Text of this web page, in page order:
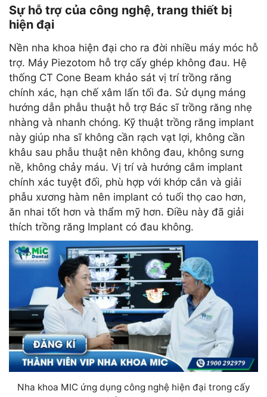
Sự hỗ trợ của công nghệ, trang thiết bị
hiện đại
Nền nha khoa hiện đại cho ra đời nhiều máy móc hỗ
trợ. Máy Piezotom hỗ trợ cấy ghép không đau. Hệ
thống CT Cone Beam khảo sát vị trí trồng răng
chính xác, hạn chế xâm lấn tối đa. Sử dụng máng
hướng dẫn phẫu thuật hỗ trợ Bác sĩ trồng răng nhẹ
nhàng và nhanh chóng. Kỹ thuật trồng răng implant
này giúp nha sĩ không cần rạch vạt lợi, không cần
khâu sau phẫu thuật nên không đau, không sưng
nề, không chảy máu. Vị trí và hướng cắm implant
chính xác tuyệt đối, phù hợp với khớp cắn và giải
phẫu xương hàm nên implant có tuổi thọ cao hơn,
ăn nhai tốt hơn và thẩm mỹ hơn. Điều này đã giải
thích trồng răng Implant có đau không.
Nha khoa MIC ứng dụng công nghệ hiện đại trong cấy